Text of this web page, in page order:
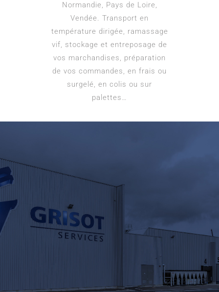
Normandie, Pays de Loire,
Vendée. Transport en
température dirigée, ramassage
vif, stockage et entreposage de
vos marchandises, préparation
de vos commandes, en frais ou
surgelé, en colis ou sur
palettes…